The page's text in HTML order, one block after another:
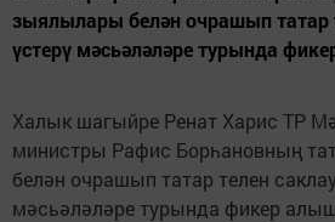
зыялылары белән очрашып татар
үстерү мәсьәләләре турында
Халык шагыйре Ренат Харис ТР
министры Рафис Борһановның
белән очрашып татар телен
мәсьәләләре турында фикер